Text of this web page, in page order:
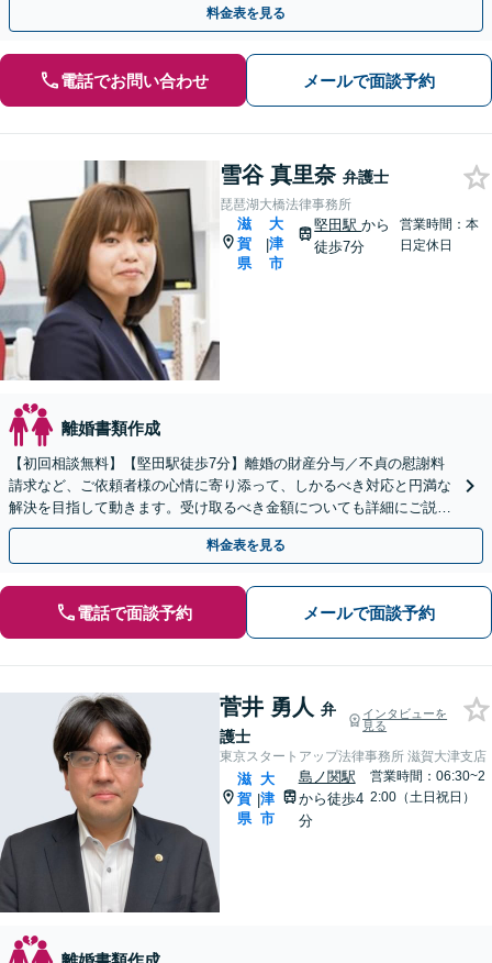
料金表を見る
電話でお問い合わせ メールで面談予約
雪谷 真里奈 弁護士
琵琶湖大橋法律事務所
滋
賀
県
|
大
津
市
堅田駅から
徒歩7分
営業時間：本
日定休日
離婚書類作成
【初回相談無料】【堅田駅徒歩7分】離婚の財産分与／不貞の慰謝料
請求など、ご依頼者様の心情に寄り添って、しかるべき対応と円満な
解決を目指して動きます。受け取るべき金額についても詳細にご説
明。お気軽にご相談ください。
料金表を見る
電話で面談予約 メールで面談予約
菅井 勇人 弁
護士
インタビューを
見る
東京スタートアップ法律事務所 滋賀大津支店
滋
賀
県
|
大
津
市
島ノ関駅
から徒歩4
分
営業時間：06:30~2
2:00（土日祝日）